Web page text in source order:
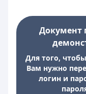
Документ
Для того,
Вам нужно
логин и